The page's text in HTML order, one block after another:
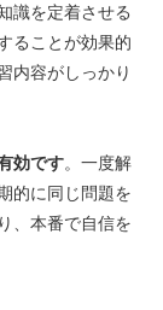
識を定着させる
ることが効果的
内容がしっかり
効です。一度解
的に同じ問題を
、本番で自信を